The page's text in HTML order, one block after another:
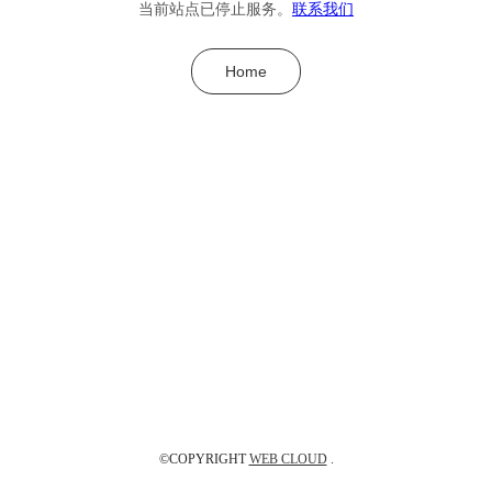
当前站点已停止服务。 联系我们
Home
©COPYRIGHTWEB CLOUD.